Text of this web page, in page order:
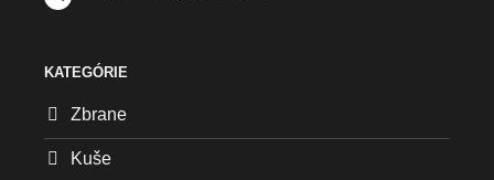
KATEGÓRIE
Zbrane
Kuše